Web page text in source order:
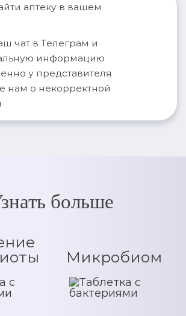
аптеку в вашем
чат в Телеграм и
информацию
у представителя
нам о некорректной
больше
Микробиом